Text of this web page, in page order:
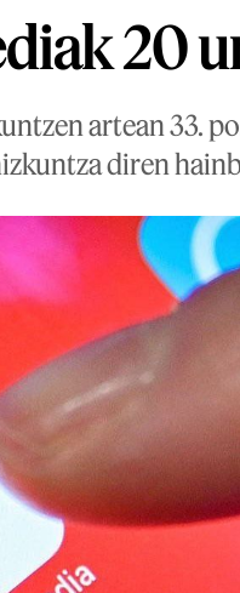
20
artean 33.
diren